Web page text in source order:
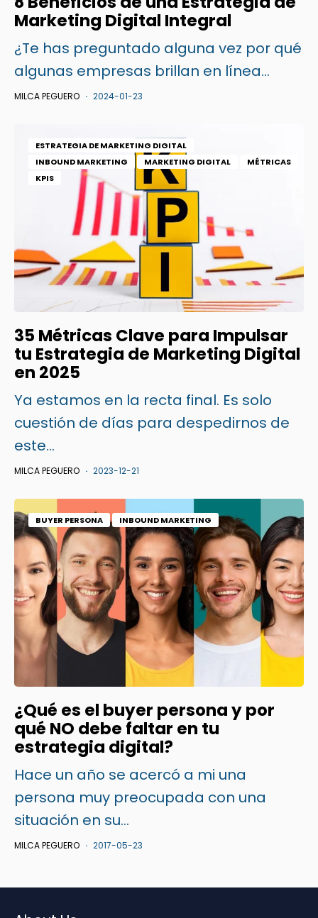
Marketing Digital Integral
¿Te has preguntado alguna vez por qué
algunas empresas brillan en línea...
MILCA PEGUERO 2024-01-23
ESTRATEGIA DE MARKETING DIGITAL
INBOUND MARKETING
MARKETING DIGITAL
MÉTRICAS
KPIS
35 Métricas Clave para Impulsar
tu Estrategia de Marketing Digital
en 2025
Ya estamos en la recta final. Es solo
cuestión de días para despedirnos de
este...
MILCA PEGUERO 2023-12-21
BUYER PERSONA INBOUND MARKETING
¿Qué es el buyer persona y por
qué NO debe faltar en tu
estrategia digital?
Hace un año se acercó a mi una
persona muy preocupada con una
situación en su...
MILCA PEGUERO 2017-05-23